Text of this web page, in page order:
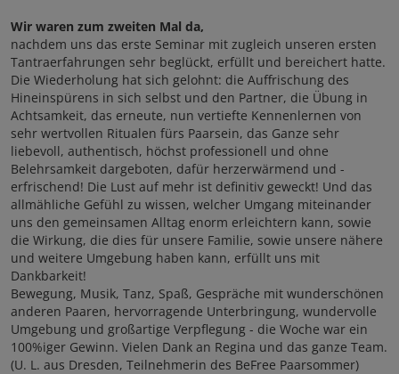
Wir waren zum zweiten Mal da,
nachdem uns das erste Seminar mit zugleich unseren ersten
Tantraerfahrungen sehr beglückt, erfüllt und bereichert hatte.
Die Wiederholung hat sich gelohnt: die Auffrischung des
Hineinspürens in sich selbst und den Partner, die Übung in
Achtsamkeit, das erneute, nun vertiefte Kennenlernen von
sehr wertvollen Ritualen fürs Paarsein, das Ganze sehr
liebevoll, authentisch, höchst professionell und ohne
Belehrsamkeit dargeboten, dafür herzerwärmend und -
erfrischend! Die Lust auf mehr ist definitiv geweckt! Und das
allmähliche Gefühl zu wissen, welcher Umgang miteinander
uns den gemeinsamen Alltag enorm erleichtern kann, sowie
die Wirkung, die dies für unsere Familie, sowie unsere nähere
und weitere Umgebung haben kann, erfüllt uns mit
Dankbarkeit!
Bewegung, Musik, Tanz, Spaß, Gespräche mit wunderschönen
anderen Paaren, hervorragende Unterbringung, wundervolle
Umgebung und großartige Verpflegung - die Woche war ein
100%iger Gewinn. Vielen Dank an Regina und das ganze Team.
(U. L. aus Dresden, Teilnehmerin des BeFree Paarsommer)